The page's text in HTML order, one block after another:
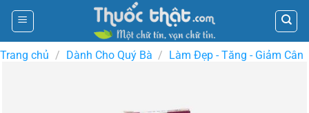
Skip
content
Trang chủ / Dành Cho Quý Bà / Làm Đẹp - Tăng - Giảm Cân